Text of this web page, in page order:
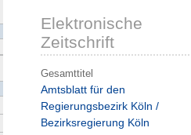
Elektronische
Zeitschrift
Gesamttitel
Amtsblatt für den
Regierungsbezirk Köln /
Bezirksregierung Köln